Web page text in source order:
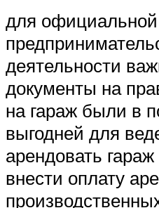
для официальной
деятельности
документы на
на гараж были в
выгодней для
арендовать
внести оплату